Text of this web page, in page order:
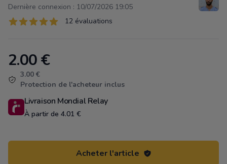
Dernière connexion : 10/07/2026 19:05
Évaluations
12 sur 5 étoiles 12 évaluations
Product information
2.00€
3.00 €
Protection de l'acheteur inclus
Livraison Mondial Relay
À partir de 4.01 €
Acheter l'article